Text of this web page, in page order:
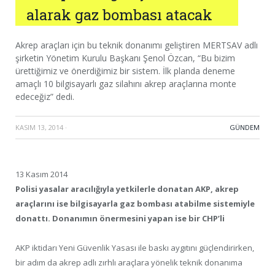
alarak gaz bombası atacak
Akrep araçları için bu teknik donanımı geliştiren MERTSAV adlı
şirketin Yönetim Kurulu Başkanı Şenol Özcan, “Bu bizim
ürettiğimiz ve önerdiğimiz bir sistem. İlk planda deneme
amaçlı 10 bilgisayarlı gaz silahını akrep araçlarına monte
edeceğiz” dedi.
KASIM 13, 2014 · GÜNDEM
13 Kasım 2014
Polisi yasalar aracılığıyla yetkilerle donatan AKP, akrep
araçlarını ise bilgisayarla gaz bombası atabilme sistemiyle
donattı. Donanımın önermesini yapan ise bir CHP’li
AKP iktidarı Yeni Güvenlik Yasası ile baskı aygıtını güçlendirirken,
bir adım da akrep adlı zırhlı araçlara yönelik teknik donanıma